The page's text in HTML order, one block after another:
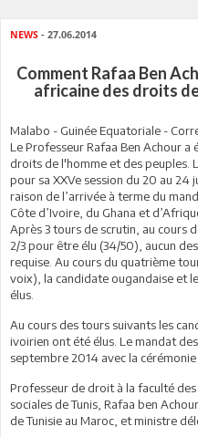
NEWS - 27.06.2014
Comment Rafaa Ben
africaine des droits
Malabo - Guinée Equatoriale -
Le Professeur Rafaa Ben Achour a
droits de l'homme et des peuples.
pour sa XXVe session du 20 au
raison de l’arrivée à terme du
Côte d’Ivoire, du Ghana et
Après 3 tours de scrutin, au cours
2/3 pour être élu (34/50), aucun
requise. Au cours du quatrième
voix), la candidate ougandaise et
élus.
Au cours des tours suivants les
ivoirien ont été élus. Le mandat
septembre 2014 avec la
Professeur de droit à la faculté
sociales de Tunis, Rafaa ben
de Tunisie au Maroc, et ministre